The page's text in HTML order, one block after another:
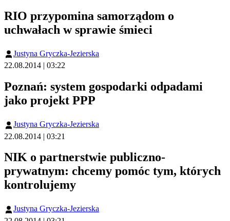
RIO przypomina samorządom o
uchwałach w sprawie śmieci
Justyna Gryczka-Jezierska
22.08.2014 | 03:22
Poznań: system gospodarki odpadami
jako projekt PPP
Justyna Gryczka-Jezierska
22.08.2014 | 03:21
NIK o partnerstwie publiczno-
prywatnym: chcemy pomóc tym, których
kontrolujemy
Justyna Gryczka-Jezierska